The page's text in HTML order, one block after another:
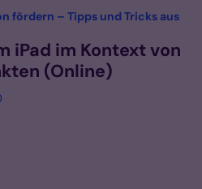
fördern – Tipps und Tricks aus
iPad im Kontext von
(Online)